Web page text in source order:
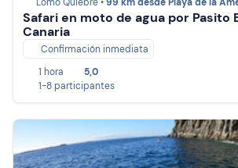
Lomo Quiebre •99 km desde Playa de la
Safari en moto de agua por Pasito
Canaria
Confirmación inmediata
1 hora
5,0
1-8 participantes